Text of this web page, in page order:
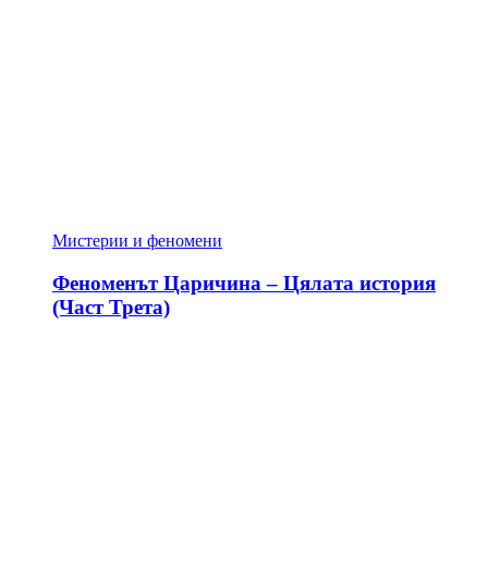
Мистерии и феномени
Феноменът Царичина – Цялата история
(Част Трета)